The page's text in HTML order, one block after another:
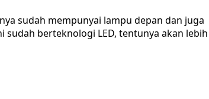
sudah mempunyai lampu depan dan juga
sudah berteknologi LED, tentunya akan lebih